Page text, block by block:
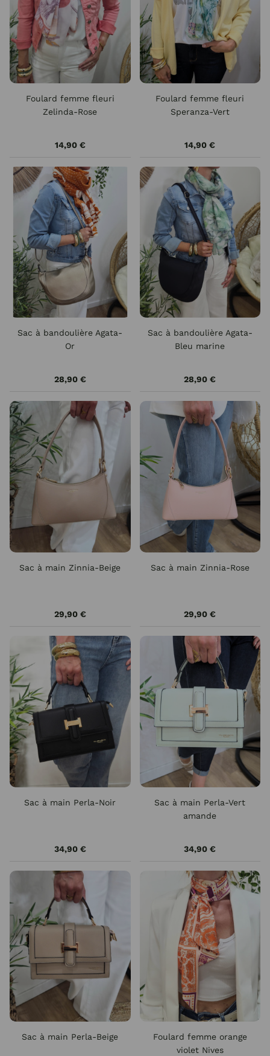
Foulard femme fleuri
Zelinda-Rose
14,90 €
Foulard femme fleuri
Speranza-Vert
14,90 €
Sac à bandoulière Agata-
Or
28,90 €
Sac à bandoulière Agata-
Bleu marine
28,90 €
Sac à main Zinnia-Beige
29,90 €
Sac à main Zinnia-Rose
29,90 €
Sac à main Perla-Noir
34,90 €
Sac à main Perla-Vert
amande
34,90 €
Sac à main Perla-Beige
Foulard femme orange
violet Nives